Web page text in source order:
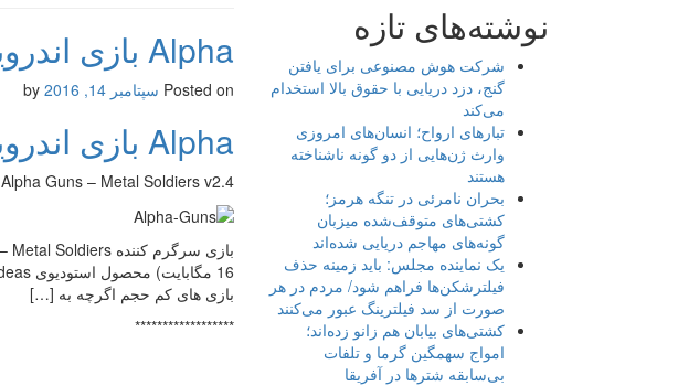
Alpha بازی اندروید
Posted on سپتامبر 14, 2016
Alpha بازی اندروید
Alpha Guns – Metal Soldiers v2.4 دانلود بازی سلاح های آلفا: سربازان فلزی برای اندروید
بازی های کم حجم اگرچه به […]
******************
نوشته‌های تازه
شرکت هوش مصنوعی برای یافتن
گنج، دزد دریایی با حقوق بالا استخدام
می‌کند
تبارهای ارواح؛ انسان‌های امروزی
وارث ژن‌هایی از دو گونه ناشناخته
هستند
بحران نامرئی در تنگه هرمز؛
کشتی‌های متوقف‌شده میزبان
گونه‌های مهاجم دریایی شده‌اند
یک نماینده مجلس: باید زمینه حذف
فیلترشکن‌ها فراهم شود/ مردم در هر
صورت از سد فیلترینگ عبور می‌کنند
کشتی‌های بیابان هم زانو زده‌اند؛
امواج سهمگین گرما و تلفات
بی‌سابقه شترها در آفریقا